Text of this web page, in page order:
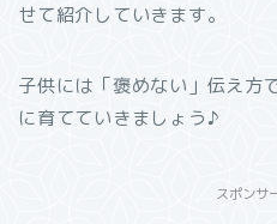
せて紹介していきます。
子供には「褒めない」伝え方
に育てていきましょう♪
スポンサ